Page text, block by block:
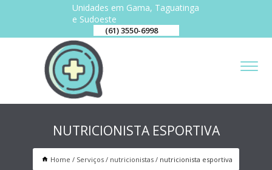
Unidades em Gama, Taguatinga
e Sudoeste
(61) 3550-6998
NUTRICIONISTA ESPORTIVA
Home Serviços nutricionistas nutricionista esportiva